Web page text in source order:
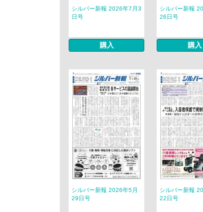
シルバー新報 2026年7月3
日号
購入
シルバー新報
26日号
購入
シルバー新報 2026年5月
29日号
シルバー新報
22日号